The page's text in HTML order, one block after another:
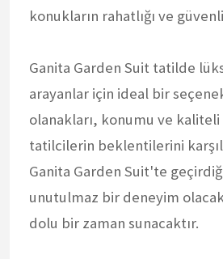
konukların rahatlığı ve
Ganita Garden Suit tatilde
arayanlar için ideal bir
olanakları, konumu ve
tatilcilerin beklentilerini
Ganita Garden Suit'te
unutulmaz bir deneyim
dolu bir zaman sunacaktır.